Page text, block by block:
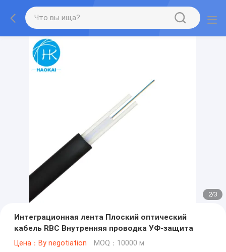
2/3
Интеграционная лента Плоский оптический
кабель RBC Внутренняя проводка УФ-защита
Цена：By negotiation MOQ：10000 м